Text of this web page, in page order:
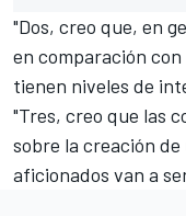
"Dos, creo que, en
en comparación
tienen niveles de
"Tres, creo que las
sobre la creación
aficionados van a